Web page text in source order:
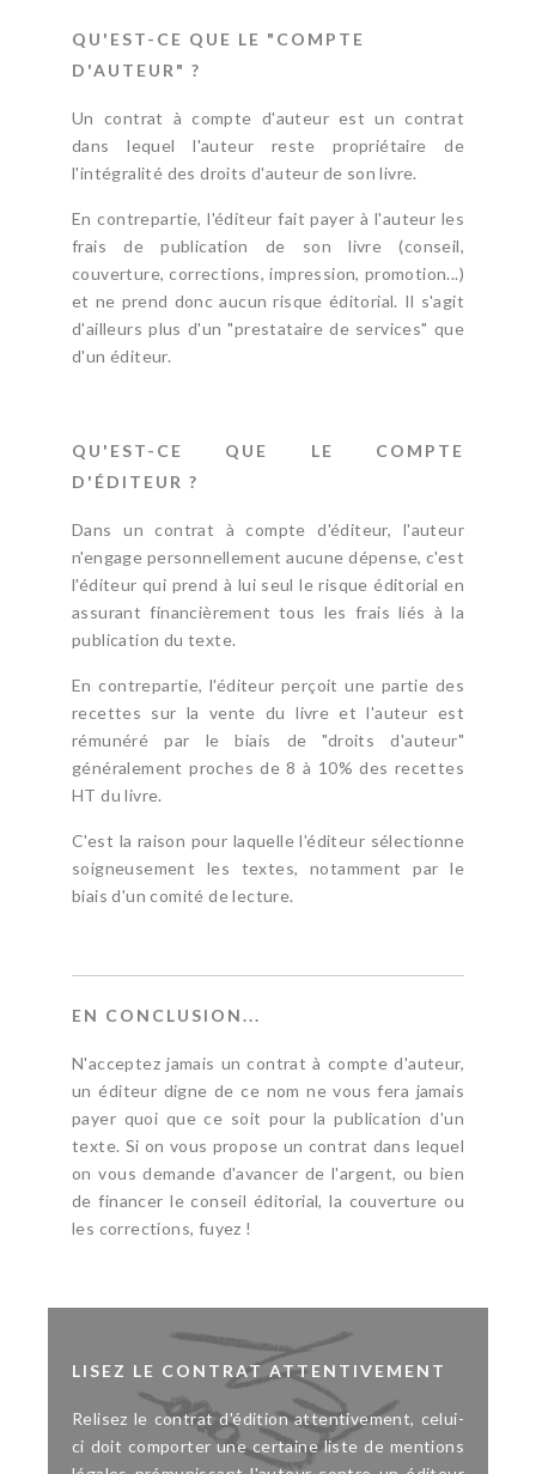
QU'EST-CE QUE LE "COMPTE
D'AUTEUR" ?
Un contrat à compte d'auteur est un contrat
dans lequel l'auteur reste propriétaire de
l'intégralité des droits d'auteur de son livre.
En contrepartie, l'éditeur fait payer à l'auteur les
frais de publication de son livre (conseil,
couverture, corrections, impression, promotion...)
et ne prend donc aucun risque éditorial. Il s'agit
d'ailleurs plus d'un "prestataire de services" que
d'un éditeur.
QU'EST-CE QUE LE COMPTE
D'ÉDITEUR ?
Dans un contrat à compte d'éditeur, l'auteur
n'engage personnellement aucune dépense, c'est
l'éditeur qui prend à lui seul le risque éditorial en
assurant financièrement tous les frais liés à la
publication du texte.
En contrepartie, l'éditeur perçoit une partie des
recettes sur la vente du livre et l'auteur est
rémunéré par le biais de "droits d'auteur"
généralement proches de 8 à 10% des recettes
HT du livre.
C'est la raison pour laquelle l'éditeur sélectionne
soigneusement les textes, notamment par le
biais d'un comité de lecture.
EN CONCLUSION...
N'acceptez jamais un contrat à compte d'auteur,
un éditeur digne de ce nom ne vous fera jamais
payer quoi que ce soit pour la publication d'un
texte. Si on vous propose un contrat dans lequel
on vous demande d'avancer de l'argent, ou bien
de financer le conseil éditorial, la couverture ou
les corrections, fuyez !
LISEZ LE CONTRAT ATTENTIVEMENT
Relisez le contrat d'édition attentivement, celui-
ci doit comporter une certaine liste de mentions